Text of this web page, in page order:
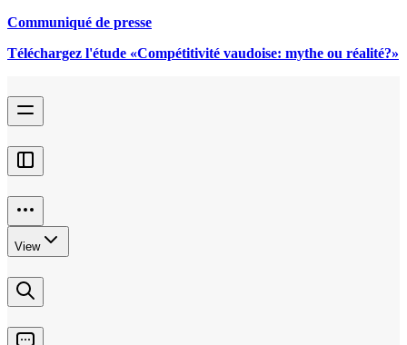
Communiqué de presse
Téléchargez l'étude «Compétitivité vaudoise: mythe ou réalité?»